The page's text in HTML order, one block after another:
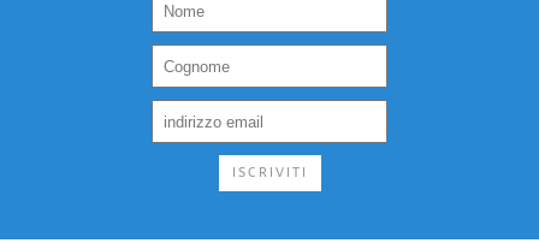
ISCRIVITI